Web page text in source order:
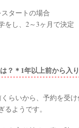
スタートの場合
し、2～3ヶ月で決定
？＊1年以上前から入
らいから、予約を受
ようです。